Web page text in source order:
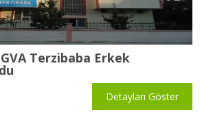
Terzibaba Erkek
Detayları Göster